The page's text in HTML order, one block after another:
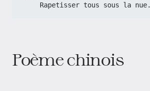
    Rapetisser tous sous la nue.
Poème chinois